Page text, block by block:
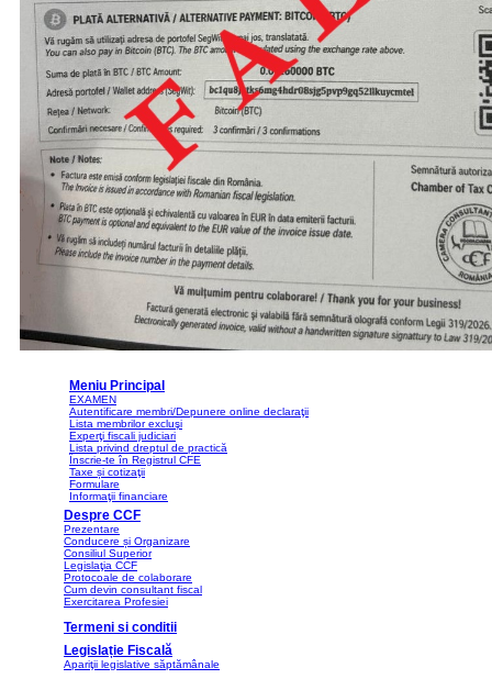
Meniu Principal
EXAMEN
Autentificare membri/Depunere online declaraţii
Lista membrilor excluşi
Experţi fiscali judiciari
Lista privind dreptul de practică
Înscrie-te în Registrul CFE
Taxe și cotizaţii
Formulare
Informaţii financiare
Despre CCF
Prezentare
Conducere și Organizare
Consiliul Superior
Legislaţia CCF
Protocoale de colaborare
Cum devin consultant fiscal
Exercitarea Profesiei
Termeni si conditii
Legislație Fiscală
Apariţii legislative săptămânale